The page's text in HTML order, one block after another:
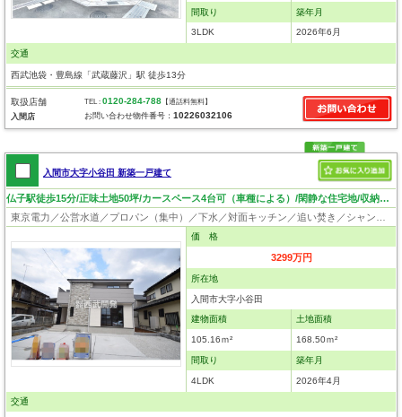
間取り
3LDK
築年月
2026年6月
交通
西武池袋・豊島線「武蔵藤沢」駅 徒歩13分
取扱店舗
入間店
TEL :0120-284-788 【通話料無料】
お問い合わせ物件番号：10226032106
入間市大字小谷田 新築一戸建て
仏子駅徒歩15分/正味土地50坪/カースペース4台可（車種による）/閑静な住宅地/収納豊富
価 格
3299万円
所在地
入間市大字小谷田
建物面積
105.16ｍ²
土地面積
168.50ｍ²
間取り
4LDK
築年月
2026年4月
交通